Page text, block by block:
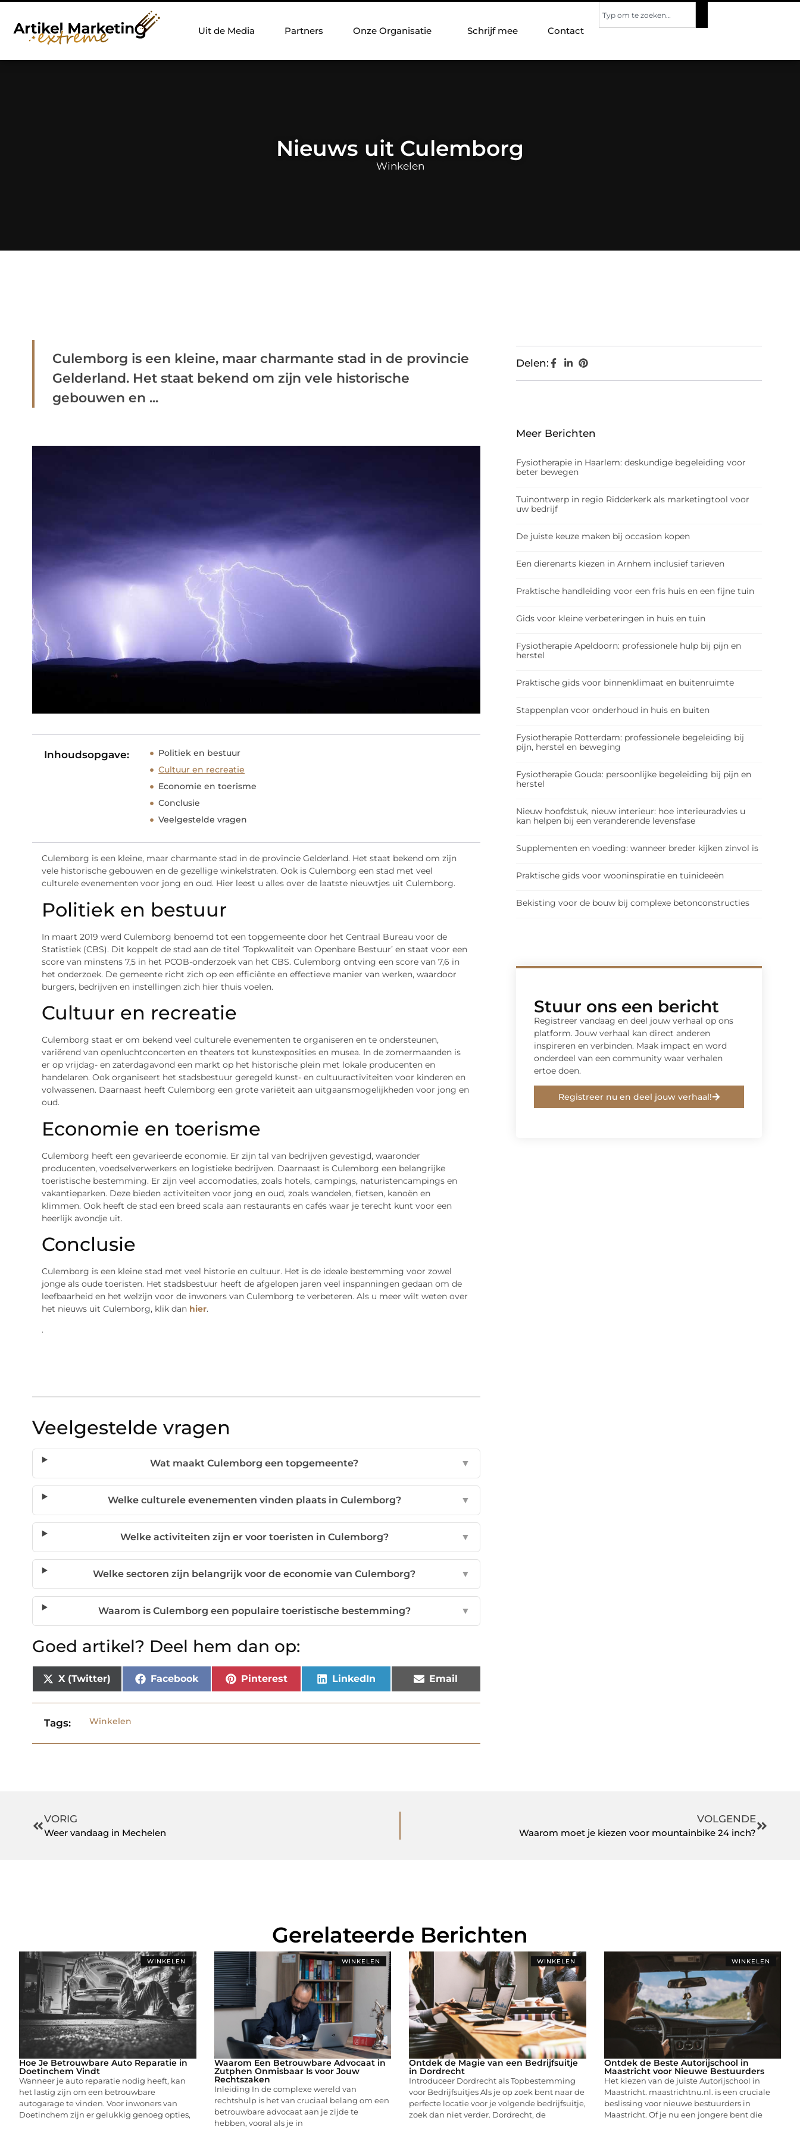
Uit de Media Partners Onze Organisatie Schrijf mee Contact
Nieuws uit Culemborg
Winkelen
Culemborg is een kleine, maar charmante stad in de provincie
Gelderland. Het staat bekend om zijn vele historische
gebouwen en ...
Inhoudsopgave:
Politiek en bestuur
Cultuur en recreatie
Economie en toerisme
Conclusie
Veelgestelde vragen
Culemborg is een kleine, maar charmante stad in de provincie Gelderland. Het staat bekend om zijn
vele historische gebouwen en de gezellige winkelstraten. Ook is Culemborg een stad met veel
culturele evenementen voor jong en oud. Hier leest u alles over de laatste nieuwtjes uit Culemborg.
Politiek en bestuur
In maart 2019 werd Culemborg benoemd tot een topgemeente door het Centraal Bureau voor de
Statistiek (CBS). Dit koppelt de stad aan de titel ‘Topkwaliteit van Openbare Bestuur’ en staat voor een
score van minstens 7,5 in het PCOB-onderzoek van het CBS. Culemborg ontving een score van 7,6 in
het onderzoek. De gemeente richt zich op een efficiënte en effectieve manier van werken, waardoor
burgers, bedrijven en instellingen zich hier thuis voelen.
Cultuur en recreatie
Culemborg staat er om bekend veel culturele evenementen te organiseren en te ondersteunen,
variërend van openluchtconcerten en theaters tot kunstexposities en musea. In de zomermaanden is
er op vrijdag- en zaterdagavond een markt op het historische plein met lokale producenten en
handelaren. Ook organiseert het stadsbestuur geregeld kunst- en cultuuractiviteiten voor kinderen en
volwassenen. Daarnaast heeft Culemborg een grote variëteit aan uitgaansmogelijkheden voor jong en
oud.
Economie en toerisme
Culemborg heeft een gevarieerde economie. Er zijn tal van bedrijven gevestigd, waaronder
producenten, voedselverwerkers en logistieke bedrijven. Daarnaast is Culemborg een belangrijke
toeristische bestemming. Er zijn veel accomodaties, zoals hotels, campings, naturistencampings en
vakantieparken. Deze bieden activiteiten voor jong en oud, zoals wandelen, fietsen, kanoën en
klimmen. Ook heeft de stad een breed scala aan restaurants en cafés waar je terecht kunt voor een
heerlijk avondje uit.
Conclusie
Culemborg is een kleine stad met veel historie en cultuur. Het is de ideale bestemming voor zowel
jonge als oude toeristen. Het stadsbestuur heeft de afgelopen jaren veel inspanningen gedaan om de
leefbaarheid en het welzijn voor de inwoners van Culemborg te verbeteren. Als u meer wilt weten over
het nieuws uit Culemborg, klik dan hier.
.
Veelgestelde vragen
Wat maakt Culemborg een topgemeente? ▼
Welke culturele evenementen vinden plaats in Culemborg? ▼
Welke activiteiten zijn er voor toeristen in Culemborg? ▼
Welke sectoren zijn belangrijk voor de economie van Culemborg? ▼
Waarom is Culemborg een populaire toeristische bestemming? ▼
Goed artikel? Deel hem dan op:
X (Twitter) Facebook Pinterest LinkedIn Email
Tags: Winkelen
Delen:
Meer Berichten
Fysiotherapie in Haarlem: deskundige begeleiding voor
beter bewegen
Tuinontwerp in regio Ridderkerk als marketingtool voor
uw bedrijf
De juiste keuze maken bij occasion kopen
Een dierenarts kiezen in Arnhem inclusief tarieven
Praktische handleiding voor een fris huis en een fijne tuin
Gids voor kleine verbeteringen in huis en tuin
Fysiotherapie Apeldoorn: professionele hulp bij pijn en
herstel
Praktische gids voor binnenklimaat en buitenruimte
Stappenplan voor onderhoud in huis en buiten
Fysiotherapie Rotterdam: professionele begeleiding bij
pijn, herstel en beweging
Fysiotherapie Gouda: persoonlijke begeleiding bij pijn en
herstel
Nieuw hoofdstuk, nieuw interieur: hoe interieuradvies u
kan helpen bij een veranderende levensfase
Supplementen en voeding: wanneer breder kijken zinvol is
Praktische gids voor wooninspiratie en tuinideeën
Bekisting voor de bouw bij complexe betonconstructies
Stuur ons een bericht
Registreer vandaag en deel jouw verhaal op ons
platform. Jouw verhaal kan direct anderen
inspireren en verbinden. Maak impact en word
onderdeel van een community waar verhalen
ertoe doen.
Registreer nu en deel jouw verhaal!
VORIG
Weer vandaag in Mechelen
VOLGENDE
Waarom moet je kiezen voor mountainbike 24 inch?
Gerelateerde Berichten
WINKELEN
Hoe Je Betrouwbare Auto Reparatie in
Doetinchem Vindt
Wanneer je auto reparatie nodig heeft, kan
het lastig zijn om een betrouwbare
autogarage te vinden. Voor inwoners van
Doetinchem zijn er gelukkig genoeg opties,
WINKELEN
Waarom Een Betrouwbare Advocaat in
Zutphen Onmisbaar Is voor Jouw
Rechtszaken
Inleiding In de complexe wereld van
rechtshulp is het van cruciaal belang om een
betrouwbare advocaat aan je zijde te
hebben, vooral als je in
WINKELEN
Ontdek de Magie van een Bedrijfsuitje
in Dordrecht
Introduceer Dordrecht als Topbestemming
voor Bedrijfsuitjes Als je op zoek bent naar de
perfecte locatie voor je volgende bedrijfsuitje,
zoek dan niet verder. Dordrecht, de
WINKELEN
Ontdek de Beste Autorijschool in
Maastricht voor Nieuwe Bestuurders
Het kiezen van de juiste Autorijschool in
Maastricht. maastrichtnu.nl. is een cruciale
beslissing voor nieuwe bestuurders in
Maastricht. Of je nu een jongere bent die